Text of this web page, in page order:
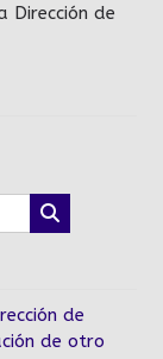
Dirección de
de
de otro